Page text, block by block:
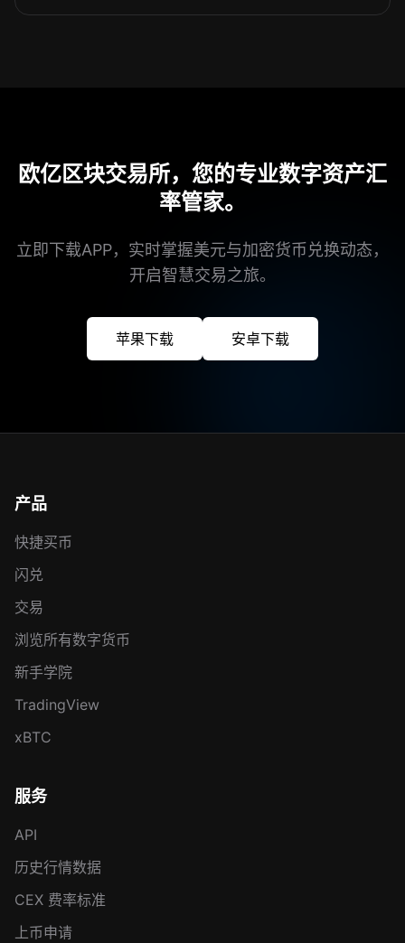
欧亿区块交易所，您的专业数字资产汇
率管家。
立即下载APP，实时掌握美元与加密货币兑换动态，
开启智慧交易之旅。
苹果下载 安卓下载
产品
快捷买币
闪兑
交易
浏览所有数字货币
新手学院
TradingView
xBTC
服务
API
历史行情数据
CEX 费率标准
上币申请